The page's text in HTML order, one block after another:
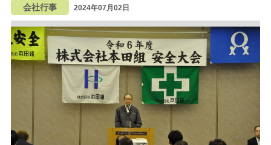
会社行事 2024年07月02日